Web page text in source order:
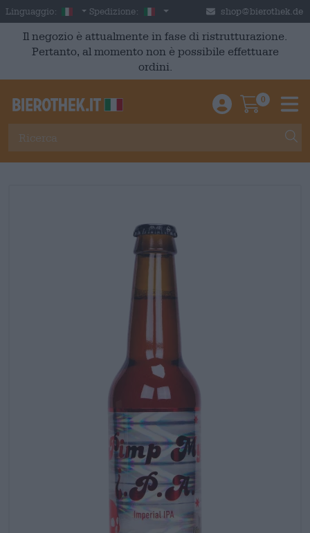
Skip to main content
Linguaggio: Italian
Spedizione: Italia shop@bierothek.de
Il negozio è attualmente in fase di ristrutturazione.
Pertanto, al momento non è possibile effettuare
ordini.
Einloggen /
0